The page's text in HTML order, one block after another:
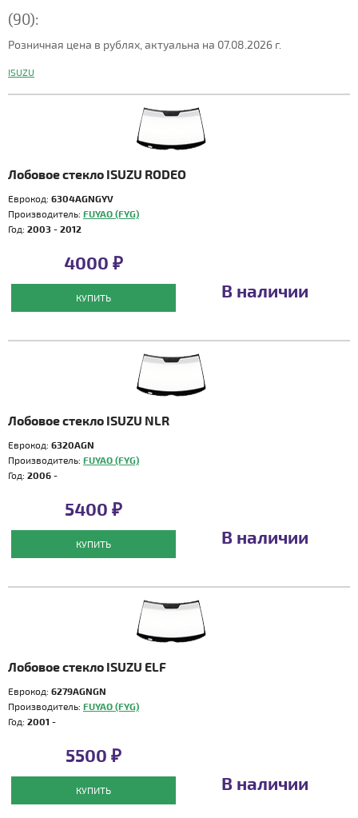
(90):
Розничная цена в рублях, актуальна на 07.08.2026 г.
ISUZU
Лобовое стекло ISUZU RODEO
Еврокод: 6304AGNGYV
Производитель: FUYAO (FYG)
Год: 2003 - 2012
4000 ₽
КУПИТЬ В наличии
Лобовое стекло ISUZU NLR
Еврокод: 6320AGN
Производитель: FUYAO (FYG)
Год: 2006 -
5400 ₽
КУПИТЬ В наличии
Лобовое стекло ISUZU ELF
Еврокод: 6279AGNGN
Производитель: FUYAO (FYG)
Год: 2001 -
5500 ₽
КУПИТЬ В наличии